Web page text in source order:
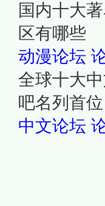
国内十大
区有哪些
动漫论坛
全球十大
吧名列首位
中文论坛